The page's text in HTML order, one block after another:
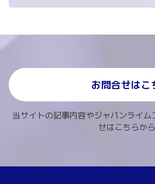
お問合せはこ
当サイトの記事内容やジャパンライ
せはこちらから